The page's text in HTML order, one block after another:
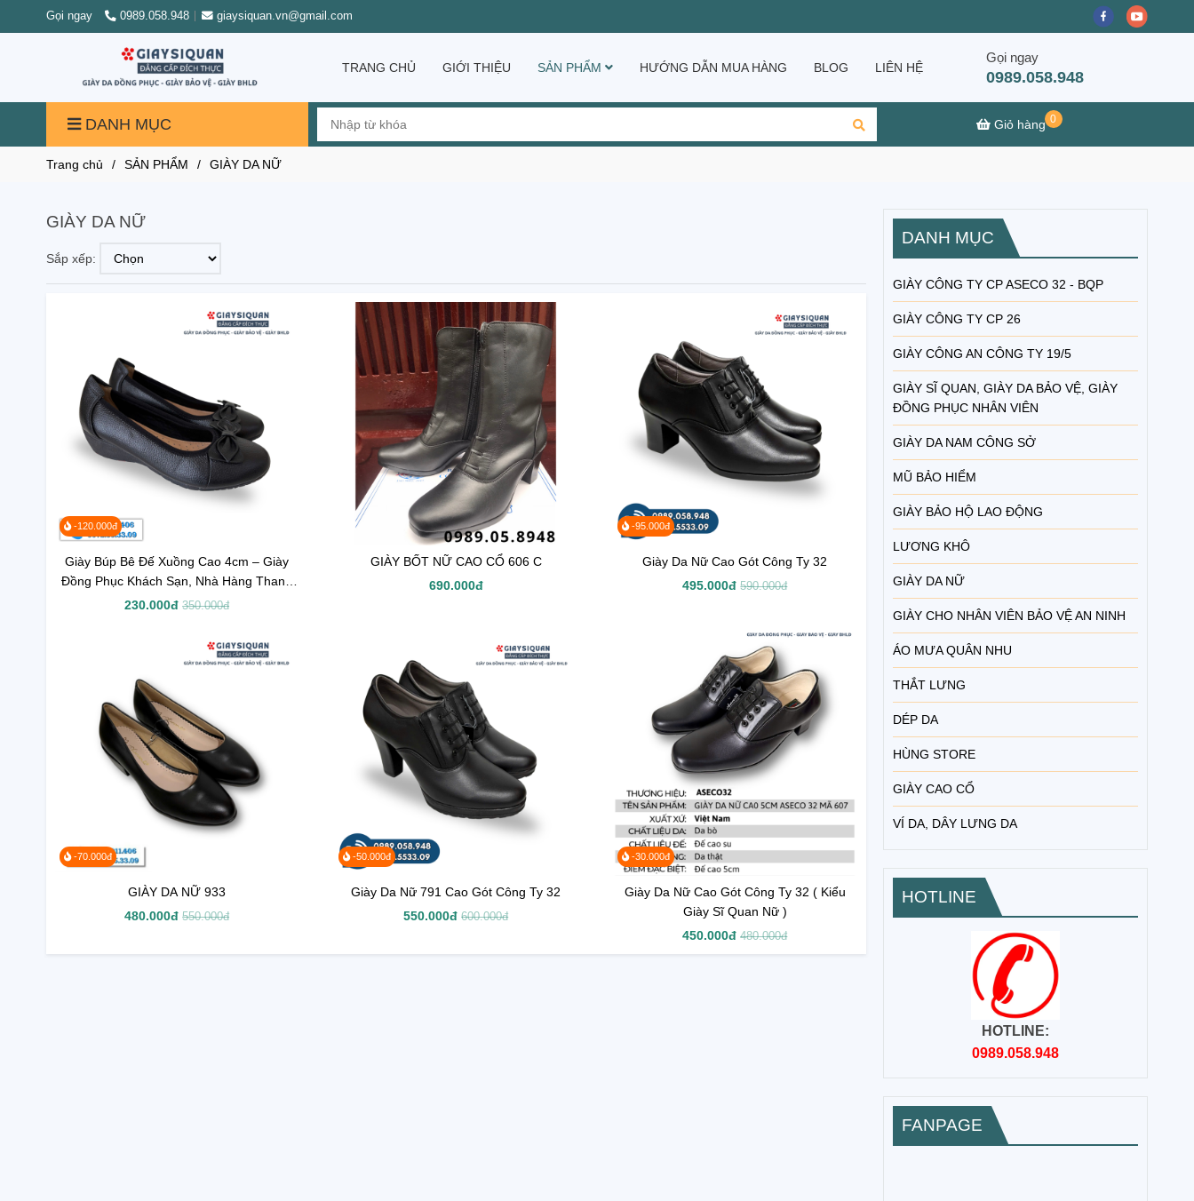
Gọi ngay 0989.058.948 giaysiquan.vn@gmail.com
TRANG CHỦ GIỚI THIỆU SẢN PHẨM HƯỚNG DẪN MUA HÀNG BLOG LIÊN HỆ
Gọi ngay
0989.058.948
DANH MỤC Giỏ hàng 0
Trang chủ / SẢN PHẨM / GIÀY DA NỮ
GIÀY DA NỮ
Sắp xếp:
-120.000đ
Giày Búp Bê Đế Xuồng Cao 4cm – Giày
Đồng Phục Khách Sạn, Nhà Hàng Thanh
Lịch, Êm Chân
230.000đ 350.000đ
GIÀY BỐT NỮ CAO CỔ 606 C
690.000đ
-95.000đ
Giày Da Nữ Cao Gót Công Ty 32
495.000đ 590.000đ
-70.000đ
GIÀY DA NỮ 933
480.000đ 550.000đ
-50.000đ
Giày Da Nữ 791 Cao Gót Công Ty 32
550.000đ 600.000đ
-30.000đ
Giày Da Nữ Cao Gót Công Ty 32 ( Kiểu
Giày Sĩ Quan Nữ )
450.000đ 480.000đ
DANH MỤC
GIÀY CÔNG TY CP ASECO 32 - BQP
GIÀY CÔNG TY CP 26
GIÀY CÔNG AN CÔNG TY 19/5
GIÀY SĨ QUAN, GIÀY DA BẢO VỆ, GIÀY
ĐỒNG PHỤC NHÂN VIÊN
GIÀY DA NAM CÔNG SỞ
MŨ BẢO HIỂM
GIÀY BẢO HỘ LAO ĐỘNG
LƯƠNG KHÔ
GIÀY DA NỮ
GIÀY CHO NHÂN VIÊN BẢO VỆ AN NINH
ÁO MƯA QUÂN NHU
THẮT LƯNG
DÉP DA
HÙNG STORE
GIÀY CAO CỔ
VÍ DA, DÂY LƯNG DA
HOTLINE
HOTLINE:
0989.058.948
FANPAGE